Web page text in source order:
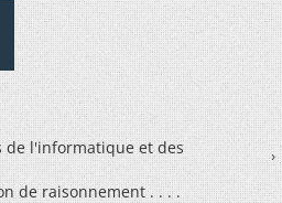
de l'informatique et des
de raisonnement . . . .